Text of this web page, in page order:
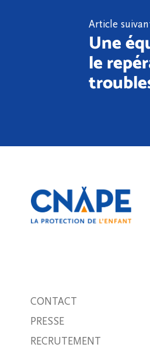
Article
Une
le
CONTACT
PRESSE
RECRUTEMENT